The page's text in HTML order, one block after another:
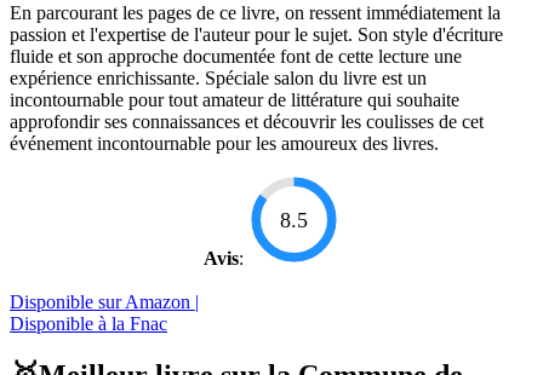
En parcourant les pages de ce livre, on ressent immédiatement la
passion et l'expertise de l'auteur pour le sujet. Son style d'écriture
fluide et son approche documentée font de cette lecture une
expérience enrichissante. Spéciale salon du livre est un
incontournable pour tout amateur de littérature qui souhaite
approfondir ses connaissances et découvrir les coulisses de cet
événement incontournable pour les amoureux des livres.
Avis:
8.5
Disponible sur Amazon |
Disponible à la Fnac